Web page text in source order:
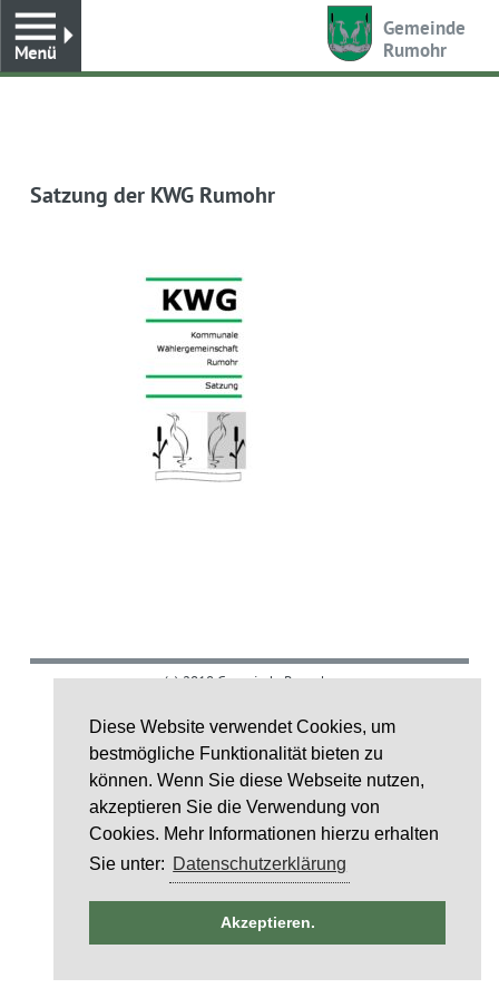
Diese Website verwendet Cookies, um
bestmögliche Funktionalität bieten zu
können. Wenn Sie diese Webseite nutzen,
akzeptieren Sie die Verwendung von
Cookies. Mehr Informationen hierzu erhalten
Sie unter: Datenschutzerklärung
Akzeptieren.
Gemeinde
Rumohr
Satzung der KWG Rumohr
(c) 2018 Gemeinde Rumohr.
Layoutcredit by HTML5 UP